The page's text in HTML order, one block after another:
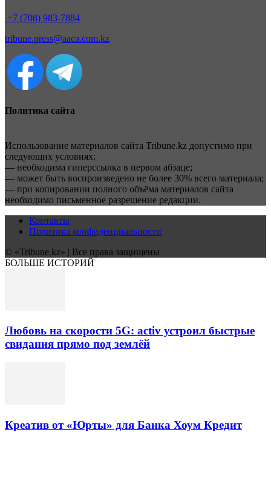
+7 (708) 983-7884
tribune.press@aaca.com.kz
Политика сайта
Использование материалов сайта Tribune.kz допустимо при
следующих условиях:
— необходима гиперссылка в первом абзаце;
— может быть воспроизведено не более 30% всего материала;
— при копировании полного объёма материалов сайта
необходимо письменное разрешение редакции.
Контакты
Политика конфиденциальности
© «Tribune.kz» | Все права защищены
БОЛЬШЕ ИСТОРИЙ
Любовь на скорости 5G: activ устроил быстрые
свидания прямо под землёй
Креатив от «Юрты» для Банка Хоум Кредит